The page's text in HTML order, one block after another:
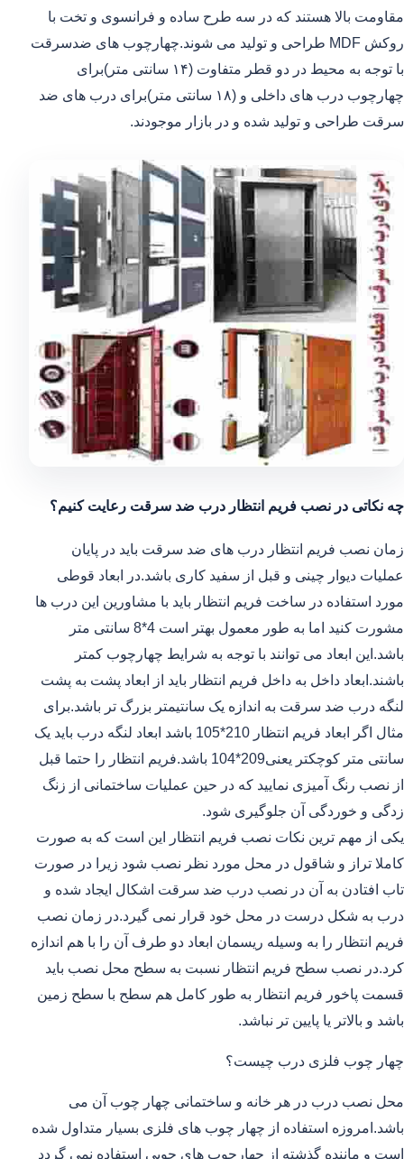
مقاومت بالا هستند که در سه طرح ساده و فرانسوی و تخت با
روکش MDF طراحی و تولید می شوند.چهارچوب های ضدسرقت
با توجه به محیط در دو قطر متفاوت (۱۴ سانتی متر)برای
چهارچوب درب های داخلی و (۱۸ سانتی متر)برای درب های ضد
سرقت طراحی و تولید شده و در بازار موجودند.
چه نکاتی در نصب فریم انتظار درب ضد سرقت رعایت کنیم؟
زمان نصب فریم انتظار درب های ضد سرقت باید در پایان
عملیات دیوار چینی و قبل از سفید کاری باشد.در ابعاد قوطی
مورد استفاده در ساخت فریم انتظار باید با مشاورین این درب ها
مشورت کنید اما به طور معمول بهتر است 4*8 سانتی متر
باشد.این ابعاد می توانند با توجه به شرایط چهارچوب کمتر
باشند.ابعاد داخل به داخل فریم انتظار باید از ابعاد پشت به پشت
لنگه درب ضد سرقت به اندازه یک سانتیمتر بزرگ تر باشد.برای
مثال اگر ابعاد فریم انتظار 210*105 باشد ابعاد لنگه درب باید یک
سانتی متر کوچکتر یعنی209*104 باشد.فریم انتظار را حتما قبل
از نصب رنگ آمیزی نمایید که در حین عملیات ساختمانی از زنگ
زدگی و خوردگی آن جلوگیری شود.
یکی از مهم ترین نکات نصب فریم انتظار این است که به صورت
کاملا تراز و شاقول در محل مورد نظر نصب شود زیرا در صورت
تاب افتادن به آن در نصب درب ضد سرقت اشکال ایجاد شده و
درب به شکل درست در محل خود قرار نمی گیرد.در زمان نصب
فریم انتظار را به وسیله ریسمان ابعاد دو طرف آن را با هم اندازه
کرد.در نصب سطح فریم انتظار نسبت به سطح محل نصب باید
قسمت پاخور فریم انتظار به طور کامل هم سطح با سطح زمین
باشد و بالاتر یا پایین تر نباشد.
چهار چوب فلزی درب چیست؟
محل نصب درب در هر خانه و ساختمانی چهار چوب آن می
باشد.امروزه استفاده از چهار چوب های فلزی بسیار متداول شده
است و ماننده گذشته از چهارچوب های چوبی استفاده نمی گردد